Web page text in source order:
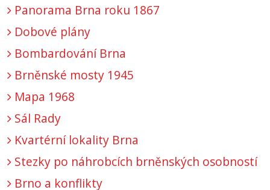
Panorama Brna roku 1867
Dobové plány
Bombardování Brna
Brněnské mosty 1945
Mapa 1968
Sál Rady
Kvartérní lokality Brna
Stezky po náhrobcích brněnských osobností
Brno a konflikty